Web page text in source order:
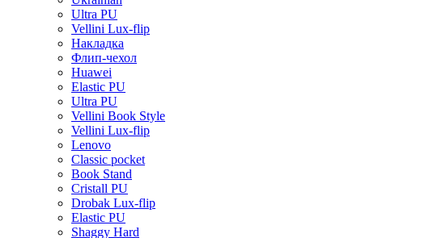
Ultra PU
Vellini Lux-flip
Накладка
Флип-чехол
Huawei
Elastic PU
Ultra PU
Vellini Book Style
Vellini Lux-flip
Lenovo
Classic pocket
Book Stand
Cristall PU
Drobak Lux-flip
Elastic PU
Shaggy Hard